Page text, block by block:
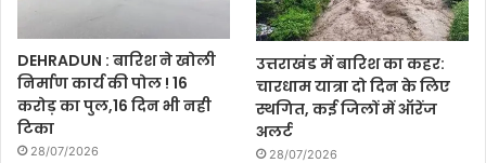
DEHRADUN : बारिश ने खोली
निर्माण कार्य की पोल ! 16
करोड़ का पुल,16 दिन भी नही
टिका
28/07/2026
उत्तराखंड में बारिश का कहर:
चारधाम यात्रा दो दिन के लिए
स्थगित, कई जिलों में ऑरेंज
अलर्ट
28/07/2026